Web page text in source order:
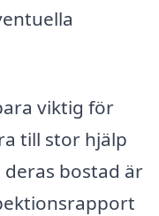
viktig för
till stor hjälp
bostad är